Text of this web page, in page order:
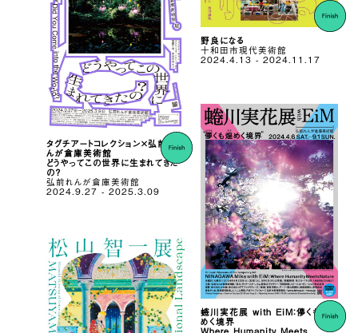
タグチアートコレクション×弘前れ
んが倉庫美術館
どうやってこの世界に⽣まれてきた
の？
弘前れんが倉庫美術館
2024.9.27 - 2025.3.09
野良になる
十和田市現代美術館
2024.4.13 - 2024.11.17
蜷川実花展 with EiM：儚くも煌
めく境界